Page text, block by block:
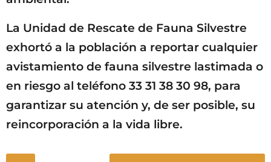
La Unidad de Rescate de Fauna Silvestre
exhortó a la población a reportar cualquier
avistamiento de fauna silvestre lastimada o
en riesgo al teléfono 33 31 38 30 98, para
garantizar su atención y, de ser posible, su
reincorporación a la vida libre.